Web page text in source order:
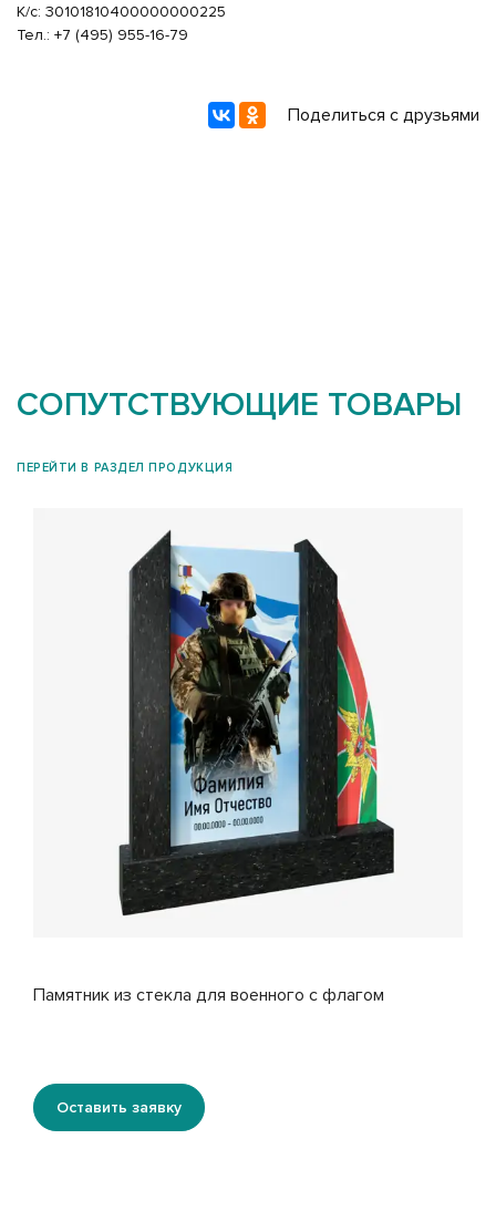
К/с: 30101810400000000225
Тел.: +7 (495) 955-16-79
Поделиться с друзьями
СОПУТСТВУЮЩИЕ ТОВАРЫ
ПЕРЕЙТИ В РАЗДЕЛ ПРОДУКЦИЯ
Памятник из стекла для военного с флагом
Оставить заявку